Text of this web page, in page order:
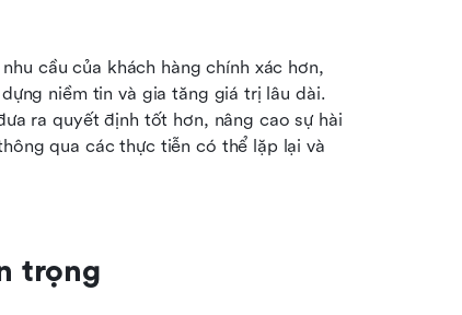
cầu của khách hàng chính xác hơn,
niềm tin và gia tăng giá trị lâu dài.
ra quyết định tốt hơn, nâng cao sự hài
qua các thực tiễn có thể lặp lại và
trọng